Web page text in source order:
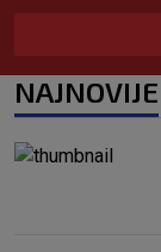
NAJNOVIJE